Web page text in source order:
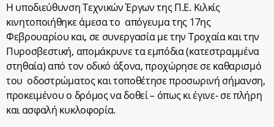
Η υποδιεύθυνση Τεχνικών Έργων της Π.Ε. Κιλκίς
κινητοποιήθηκε άμεσα το απόγευμα της 17ης
Φεβρουαρίου και, σε συνεργασία με την Τροχαία και την
Πυροσβεστική, απομάκρυνε τα εμπόδια (κατεστραμμένα
στηθαία) από τον οδικό άξονα, προχώρησε σε καθαρισμό
του οδοστρώματος και τοποθέτησε προσωρινή σήμανση,
προκειμένου ο δρόμος να δοθεί – όπως κι έγινε- σε πλήρη
και ασφαλή κυκλοφορία.